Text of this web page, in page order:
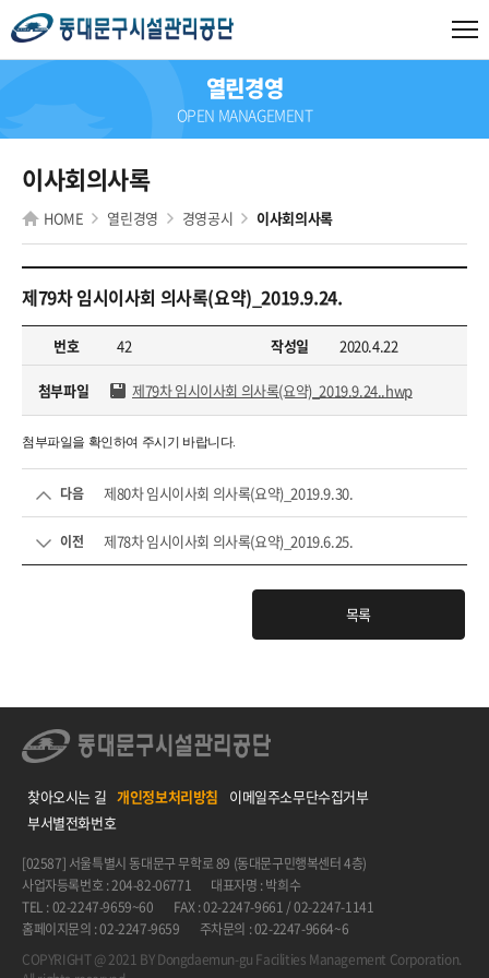
열린경영
OPEN MANAGEMENT
이사회의사록
HOME 열린경영 경영공시 이사회의사록
제79차 임시이사회 의사록(요약)_2019.9.24.
번호 42 작성일 2020.4.22
첨부파일 제79차 임시이사회 의사록(요약)_2019.9.24..hwp
첨부파일을 확인하여 주시기 바랍니다.
다음 제80차 임시이사회 의사록(요약)_2019.9.30.
이전 제78차 임시이사회 의사록(요약)_2019.6.25.
목록
찾아오시는 길 개인정보처리방침
이메일주소무단수집거부
부서별전화번호
[02587] 서울특별시 동대문구 무학로 89 (동대문구민행복센터 4층)
사업자등록번호 : 204-82-06771
대표자명 : 박희수
TEL : 02-2247-9659~60
FAX : 02-2247-9661 / 02-2247-1141
홈페이지문의 : 02-2247-9659
주차문의 : 02-2247-9664~6
COPYRIGHT @ 2021 BY Dongdaemun-gu Facilities Management Corporation.